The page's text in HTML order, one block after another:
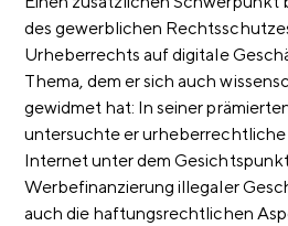
des gewerblichen
Urheberrechts auf digitale
Thema, dem er sich auch
gewidmet hat: In seiner
untersuchte er
Internet unter dem
Werbefinanzierung illegaler
auch die haftungsrechtlichen